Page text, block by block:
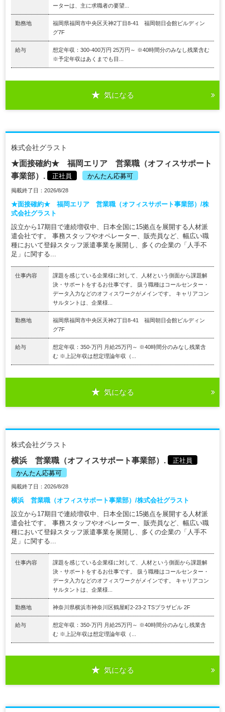
ーターは、主に求職者の要望...
勤務地
福岡県福岡市中央区天神2丁目8-41 福岡朝日会館ビルディン
グ7F
給与
想定年収：300-400万円 25万円～ ※40時間分のみなし残業含む
※予定年収はあくまでも目...
気になる
株式会社グラスト
★面接確約★ 福岡エリア 営業職（オフィスサポート
事業部）.
正社員 かんたん応募可
掲載終了日：2026/8/28
★面接確約★ 福岡エリア 営業職（オフィスサポート事業部）/株
式会社グラスト
設立から17期目で連続増収中、日本全国に15拠点を展開する人材派
遣会社です。 事務スタッフやオペレーター、販売員など、幅広い職
種において登録スタッフ派遣事業を展開し、多くの企業の「人手不
足」に関する...
仕事内容
課題を感じている企業様に対して、人材という側面から課題解
決・サポートをするお仕事です。 扱う職種はコールセンター・
データ入力などのオフィスワークがメインです。 キャリアコン
サルタントは、企業様...
勤務地
福岡県福岡市中央区天神2丁目8-41 福岡朝日会館ビルディン
グ7F
給与
想定年収：350-万円 月給25万円～ ※40時間分のみなし残業含
む ※上記年収は想定理論年収（...
気になる
株式会社グラスト
横浜 営業職（オフィスサポート事業部）.
正社員
かんたん応募可
掲載終了日：2026/8/28
横浜 営業職（オフィスサポート事業部）/株式会社グラスト
設立から17期目で連続増収中、日本全国に15拠点を展開する人材派
遣会社です。 事務スタッフやオペレーター、販売員など、幅広い職
種において登録スタッフ派遣事業を展開し、多くの企業の「人手不
足」に関する...
仕事内容
課題を感じている企業様に対して、人材という側面から課題解
決・サポートをするお仕事です。 扱う職種はコールセンター・
データ入力などのオフィスワークがメインです。 キャリアコン
サルタントは、企業様...
勤務地 神奈川県横浜市神奈川区鶴屋町2-23-2 TSプラザビル 2F
給与
想定年収：350-万円 月給25万円～ ※40時間分のみなし残業含
む ※上記年収は想定理論年収（...
気になる